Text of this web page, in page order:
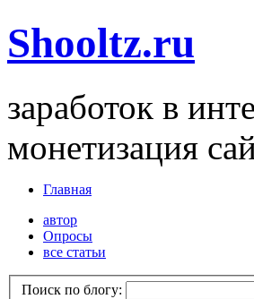
Shooltz.ru
заработок в
монетизация
Главная
автор
Опросы
все статьи
Поиск по блогу: